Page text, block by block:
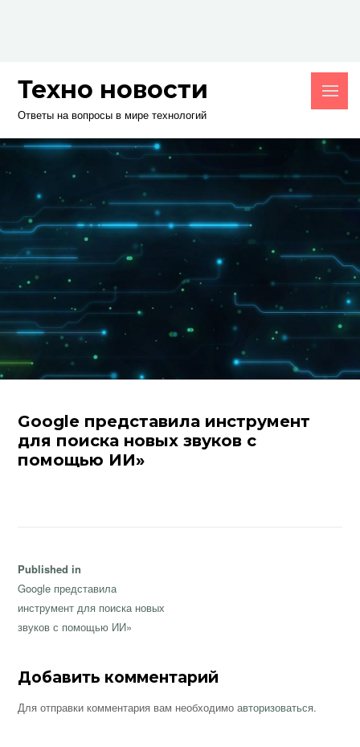
Техно новости
Ответы на вопросы в мире технологий
Google представила инструмент
для поиска новых звуков с
помощью ИИ»
Навигация
по
записям
Published in
Google представила
инструмент для поиска новых
звуков с помощью ИИ»
Добавить комментарий
Для отправки комментария вам необходимоавторизоваться.